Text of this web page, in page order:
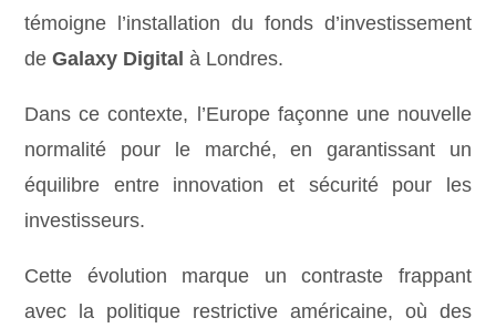
témoigne l’installation du fonds d’investissement
deGalaxy Digital à Londres.
Dans ce contexte, l’Europe façonne une nouvelle
normalité pour le marché, en garantissant un
équilibre entre innovation et sécurité pour les
investisseurs.
Cette évolution marque un contraste frappant
avec la politique restrictive américaine, où des